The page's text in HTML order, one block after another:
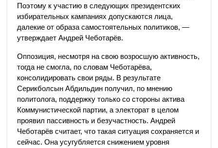
Поэтому к участию в следующих президентских
избирательных кампаниях допускаются лица,
далекие от образа самостоятельных политиков, —
утверждает Андрей Чеботарёв.
Оппозиция, несмотря на свою возросшую активность,
тогда не смогла, по словам Чеботарёва,
консолидировать свои ряды. В результате
Серикболсын Абдильдин получил, по мнению
политолога, поддержку только со стороны актива
Коммунистической партии, а электорат в целом
проявил пассивность и безучастность. Андрей
Чеботарёв считает, что такая ситуация сохраняется и
сейчас. Она усугубляется снижением уровня